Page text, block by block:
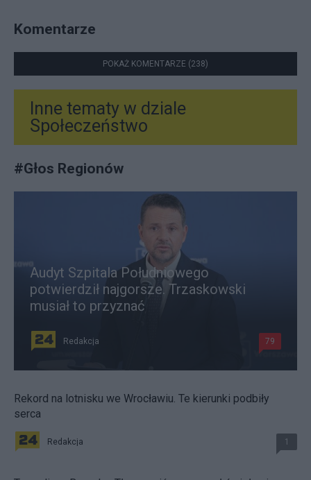
Komentarze
POKAŻ KOMENTARZE (238)
Inne tematy w dziale
Społeczeństwo
#Głos Regionów
Audyt Szpitala Południowego
potwierdził najgorsze. Trzaskowski
musiał to przyznać
Redakcja 79
Rekord na lotnisku we Wrocławiu. Te kierunki podbiły
serca
Redakcja 1